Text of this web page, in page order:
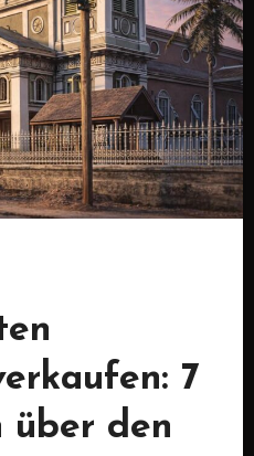
7
über den